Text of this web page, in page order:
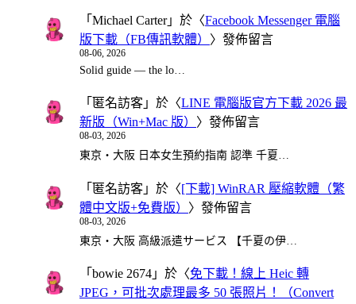
「 Michael Carter」於〈Facebook Messenger 電腦
版下載（FB傳訊軟體）
〉發佈留言
08-06, 2026
Solid guide — the lo…
「 匿名訪客 」於〈LINE 電腦版官方下載 2026 最
新版（Win+Mac 版） 〉發佈留言
08-03, 2026
東京・大阪 日本女生預約指南 認準 千夏…
「 匿名訪客 」於〈[下載] WinRAR 壓縮軟體（繁
體中文版+免費版） 〉發佈留言
08-03, 2026
東京・大阪 高級派遣サービス 【千夏の伊…
「 bowie 2674 」於〈免下載！線上 Heic 轉
JPEG，可批次處理最多 50 張照片！（Convert